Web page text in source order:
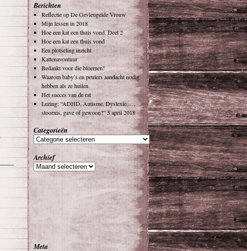
Berichten
Reflectie op De Gevleugelde Vrouw
Mijn lessen in 2018
Hoe een kat een thuis vond. Deel 2
Hoe een kat een thuis vond
Een plotseling inzicht
Kattenavontuur
Bedankt voor die bloemen!
Waarom baby’s en peuters aandacht nodig
hebben als ze huilen.
Het succes van de rat
Lezing: “ADHD, Autisme, Dyslexie,…,
stoornis, gave of gewoon?” 5 april 2018
Categorieën
Archief
Meta